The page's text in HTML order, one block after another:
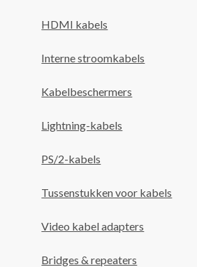
HDMI kabels
Interne stroomkabels
Kabelbeschermers
Lightning-kabels
PS/2-kabels
Tussenstukken voor kabels
Video kabel adapters
Bridges & repeaters